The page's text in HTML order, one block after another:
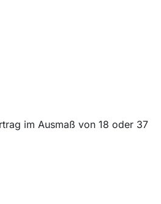
im Ausmaß von 18 oder 37